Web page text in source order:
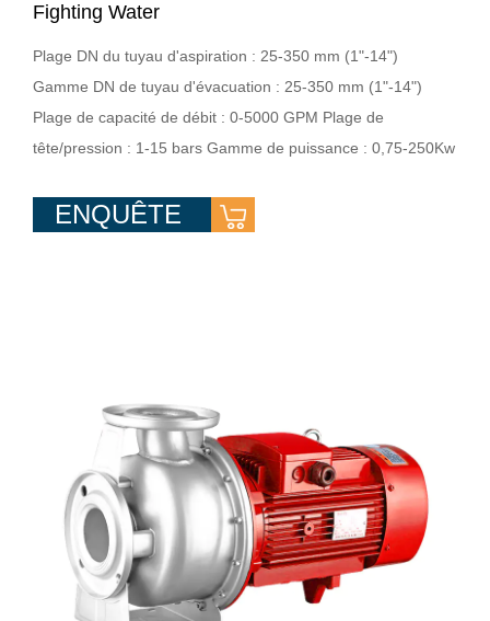
Fighting Water
Plage DN du tuyau d'aspiration : 25-350 mm (1"-14")
Gamme DN de tuyau d'évacuation : 25-350 mm (1"-14")
Plage de capacité de débit : 0-5000 GPM Plage de
tête/pression : 1-15 bars Gamme de puissance : 0,75-250Kw
ENQUÊTE